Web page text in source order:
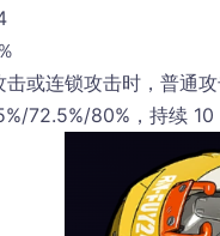
击或连锁攻击时，普通
72.5%/80%，持续